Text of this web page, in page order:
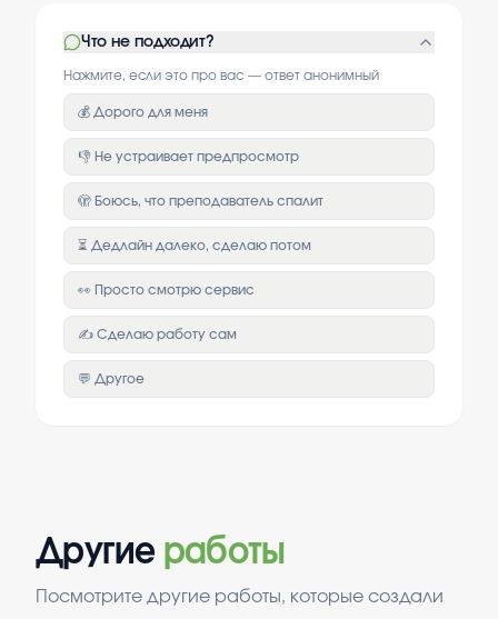
Что не подходит?
Нажмите, если это про вас — ответ анонимный
💰 Дорого для меня
👎 Не устраивает предпросмотр
🫣 Боюсь, что преподаватель спалит
⏳ Дедлайн далеко, сделаю потом
👀 Просто смотрю сервис
✍️ Сделаю работу сам
💬 Другое
Другие работы
Посмотрите другие работы, которые создали